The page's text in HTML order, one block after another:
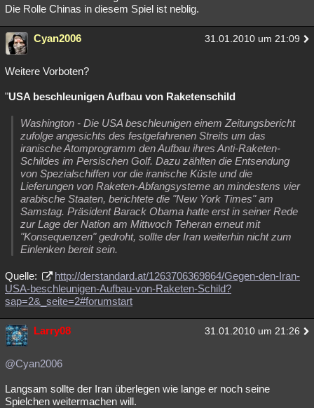
Die Rolle Chinas in diesem Spiel ist neblig.
Cyan2006 31.01.2010 um 21:09
Weitere Vorboten?
"USA beschleunigen Aufbau von Raketenschild
Washington - Die USA beschleunigen einem Zeitungsbericht
zufolge angesichts des festgefahrenen Streits um das
iranische Atomprogramm den Aufbau ihres Anti-Raketen-
Schildes im Persischen Golf. Dazu zählten die Entsendung
von Spezialschiffen vor die iranische Küste und die
Lieferungen von Raketen-Abfangsysteme an mindestens vier
arabische Staaten, berichtete die "New York Times" am
Samstag. Präsident Barack Obama hatte erst in seiner Rede
zur Lage der Nation am Mittwoch Teheran erneut mit
"Konsequenzen" gedroht, sollte der Iran weiterhin nicht zum
Einlenken bereit sein.
Quelle:
http://derstandard.at/1263706369864/Gegen-den-Iran-
USA-beschleunigen-Aufbau-von-Raketen-Schild?
sap=2&_seite=2#forumstart
Larry08 31.01.2010 um 21:26
@Cyan2006
Langsam sollte der Iran überlegen wie lange er noch seine
Spielchen weitermachen will.